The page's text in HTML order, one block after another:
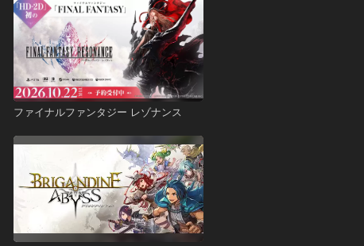
ファイナルファンタジー レゾナンス